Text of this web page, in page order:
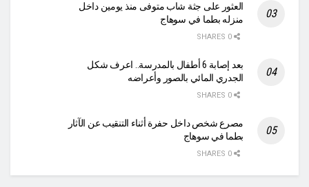
العثور على جثة شاب متوفى منذ يومين داخل
منزله بطما في سوهاج
بعد إصابة 6 أطفال بالمدرسة.. اعرف شكل
الجدري المائي بالصور وأعراضه
مصرع شخص داخل حفرة أثناء التنقيب عن الآثار
بطما في سوهاج